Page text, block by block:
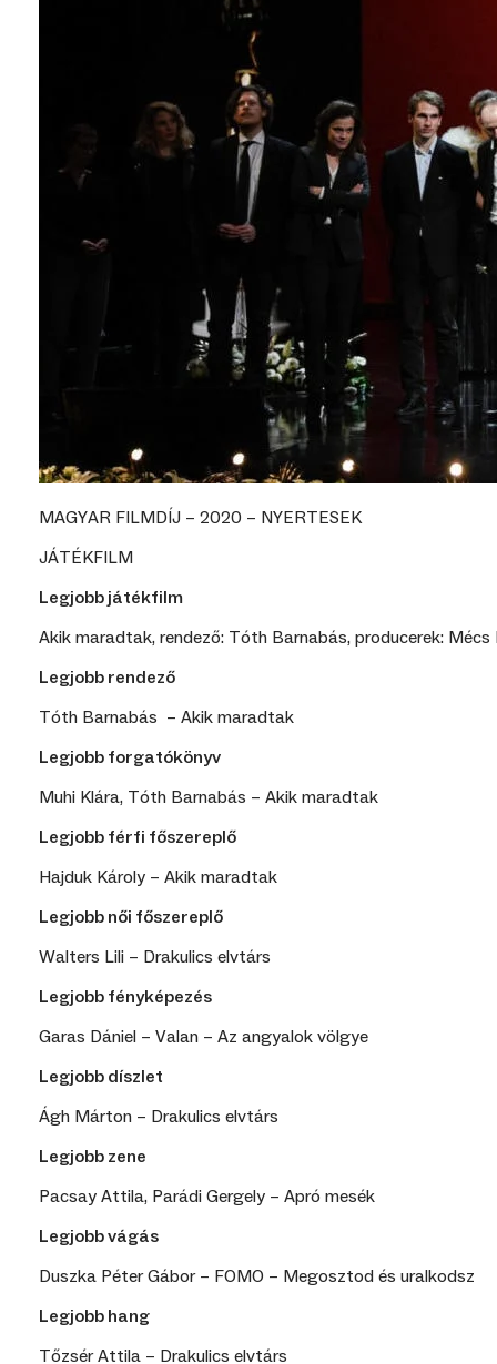
MAGYAR FILMDÍJ – 2020 – NYERTESEK
JÁTÉKFILM
Legjobb játékfilm
Akik maradtak, rendező: Tóth Barnabás, producerek:
Legjobb rendező
Tóth Barnabás – Akik maradtak
Legjobb forgatókönyv
Muhi Klára, Tóth Barnabás – Akik maradtak
Legjobb férfi főszereplő
Hajduk Károly – Akik maradtak
Legjobb női főszereplő
Walters Lili – Drakulics elvtárs
Legjobb fényképezés
Garas Dániel – Valan – Az angyalok völgye
Legjobb díszlet
Ágh Márton – Drakulics elvtárs
Legjobb zene
Pacsay Attila, Parádi Gergely – Apró mesék
Legjobb vágás
Duszka Péter Gábor – FOMO – Megosztod és uralkodsz
Legjobb hang
Tőzsér Attila – Drakulics elvtárs